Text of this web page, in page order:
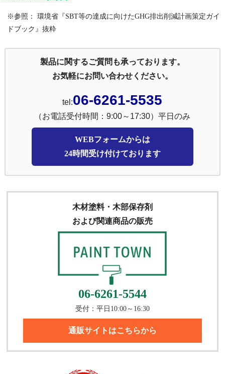
※参照： 環境省『SBT等の達成に向けたGHG排出削減計画策定ガイ
ドブック』抜粋
製品に関するご質問も承っております。
お気軽にお問い合わせください。
tel:06-6261-5535
（お電話受付時間：9:00～17:30）平日のみ
WEBフォームからは
24時間受け付けております
木材塗料・木部保存剤
および関連商品の販売
06-6261-5544
受付：平日10:00～16:30
通販サイトはこちらから